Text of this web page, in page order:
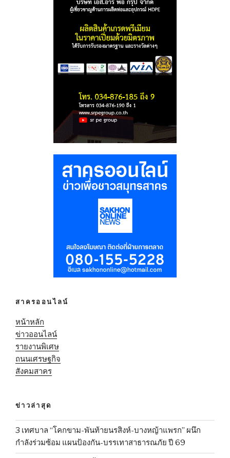
สาครออนไลน์
หน้าหลัก
ข่าวออนไลน์
รายงานพิเศษ
ถนนเศรษฐกิจ
สังคมสาคร
ข่าวล่าสุด
3 เทศบาล “โคกขาม-พันท้ายนรสิงห์-บางหญ้าแพรก” ผนึก
กำลังร่วมซ้อม แผนป้องกัน-บรรเทาสาธารณภัย ปี 69